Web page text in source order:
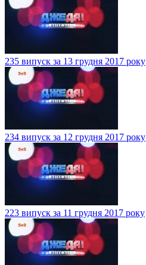
235 випуск за 13 грудня 2017 року
234 випуск за 12 грудня 2017 року
223 випуск за 11 грудня 2017 року